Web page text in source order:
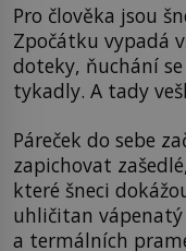
Pro člověka jsou
Zpočátku vypadá
doteky, ňuchání
tykadly. A tady
Páreček do sebe
zapichovat
které šneci
uhličitan
a termálních